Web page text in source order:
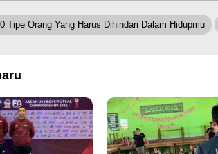
Tipe Orang Yang Harus Dihindari Dalam Hidupmu